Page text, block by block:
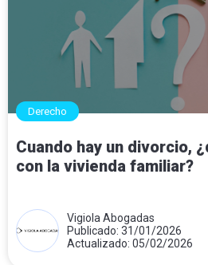
Derecho
Cuando hay un divorcio,
con la vivienda familiar?
Vigiola Abogadas
Publicado: 31/01/2026
Actualizado: 05/02/2026